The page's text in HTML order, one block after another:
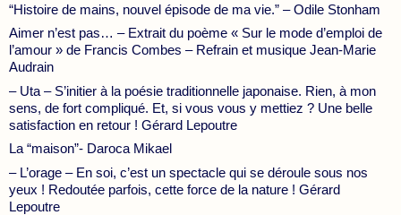
“Histoire de mains, nouvel épisode de ma vie.” – Odile Stonham
Aimer n’est pas… – Extrait du poème « Sur le mode d’emploi de
l’amour » de Francis Combes – Refrain et musique Jean-Marie
Audrain
– Uta – S’initier à la poésie traditionnelle japonaise. Rien, à mon
sens, de fort compliqué. Et, si vous vous y mettiez ? Une belle
satisfaction en retour ! Gérard Lepoutre
La “maison”- Daroca Mikael
– L’orage – En soi, c’est un spectacle qui se déroule sous nos
yeux ! Redoutée parfois, cette force de la nature ! Gérard
Lepoutre